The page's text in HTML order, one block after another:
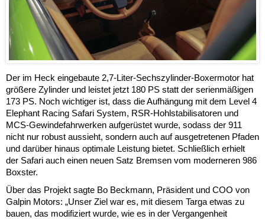
Der im Heck eingebaute 2,7-Liter-Sechszylinder-Boxermotor hat
größere Zylinder und leistet jetzt 180 PS statt der serienmäßigen
173 PS. Noch wichtiger ist, dass die Aufhängung mit dem Level 4
Elephant Racing Safari System, RSR-Hohlstabilisatoren und
MCS-Gewindefahrwerken aufgerüstet wurde, sodass der 911
nicht nur robust aussieht, sondern auch auf ausgetretenen Pfaden
und darüber hinaus optimale Leistung bietet. Schließlich erhielt
der Safari auch einen neuen Satz Bremsen vom moderneren 986
Boxster.
Über das Projekt sagte Bo Beckmann, Präsident und COO von
Galpin Motors: „Unser Ziel war es, mit diesem Targa etwas zu
bauen, das modifiziert wurde, wie es in der Vergangenheit